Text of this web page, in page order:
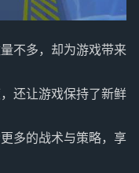
不多，却为游戏带来
还让游戏保持了新鲜
多的战术与策略，享